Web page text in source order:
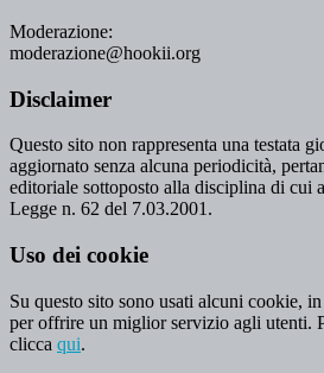
Moderazione:
moderazione@hookii.org
Disclaimer
Questo sito non rappresenta una testata
aggiornato senza alcuna periodicità,
editoriale sottoposto alla disciplina di cui
Legge n. 62 del 7.03.2001.
Uso dei cookie
Su questo sito sono usati alcuni cookie,
per offrire un miglior servizio agli utenti.
clicca qui.